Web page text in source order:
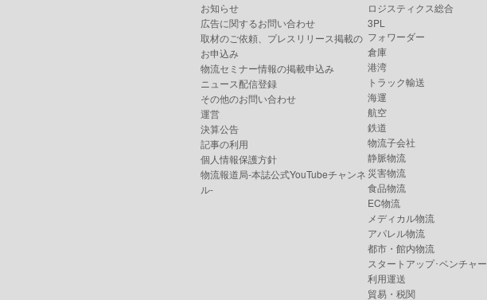
お知らせ
広告に関するお問い合わせ
取材のご依頼、プレスリリース掲載の
お申込み
物流セミナー情報の掲載申込み
ニュース配信登録
その他のお問い合わせ
運営
決算公告
記事の利用
個人情報保護方針
物流報道局-本誌公式YouTubeチャンネ
ル-
ロジスティクス総合
3PL
フォワーダー
倉庫
港湾
トラック輸送
海運
航空
鉄道
物流子会社
静脈物流
災害物流
食品物流
EC物流
メディカル物流
アパレル物流
都市・館内物流
スタートアップ･ベンチャー
利用運送
貿易・税関